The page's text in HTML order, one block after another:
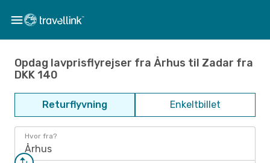
Opdag lavprisflyrejser fra Århus til Zadar fra
DKK 140
Returflyvning Enkeltbillet
Hvor fra?
Århus